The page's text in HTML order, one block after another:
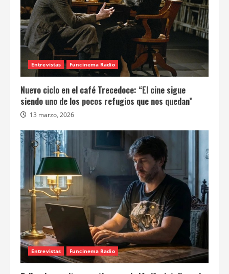
Entrevistas Funcinema Radio
Nuevo ciclo en el café Trecedoce: “El cine sigue
siendo uno de los pocos refugios que nos quedan”
13 marzo, 2026
Entrevistas Funcinema Radio